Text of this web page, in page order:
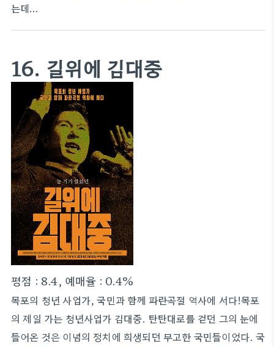
는데…
16. 길위에 김대중
평점 : 8.4, 예매율 : 0.4%
목포의 청년 사업가, 국민과 함께 파란곡절 역사에 서다!목포
의 제일 가는 청년사업가 김대중. 탄탄대로를 걷던 그의 눈에
들어온 것은 이념의 정치에 희생되던 무고한 국민들이었다. 국